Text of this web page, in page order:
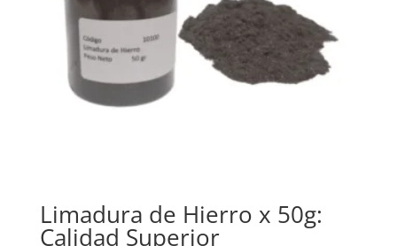
Limadura de Hierro x 50g:
Calidad Superior